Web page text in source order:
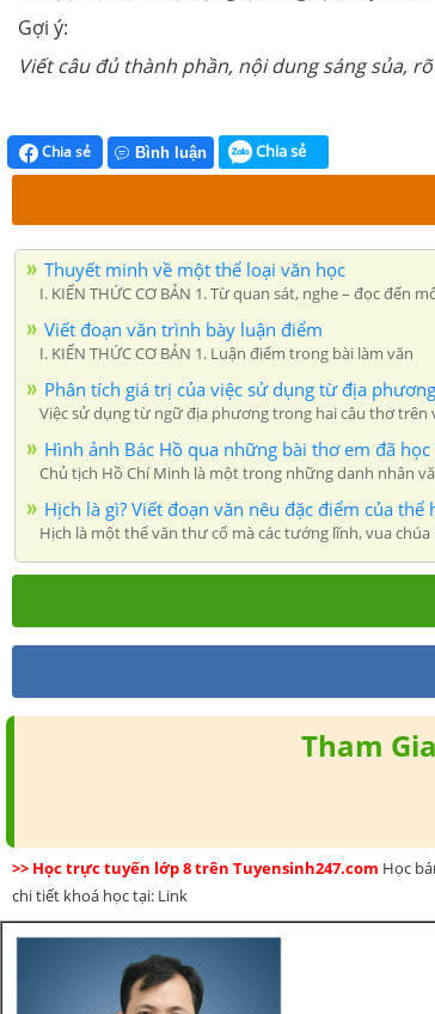
Gợi ý:
Viết câu đủ thành phần, nội dung sáng sủa,
Chia sẻ Bình luận Chia sẻ
Thuyết minh về một thể loại văn học
I. KIẾN THỨC CƠ BẢN 1. Từ quan sát, nghe – đọc đến
Viết đoạn văn trình bày luận điểm
I. KIẾN THỨC CƠ BẢN 1. Luận điểm trong bài làm văn
Phân tích giá trị của việc sử dụng từ địa
Việc sử dụng từ ngữ địa phương trong hai câu thơ
Hình ảnh Bác Hồ qua những bài thơ em đã
Chủ tịch Hồ Chí Minh là một trong những danh nhân
Hịch là gì? Viết đoạn văn nêu đặc điểm của
Hịch là một thể văn thư cổ mà các tướng lĩnh, vua
Tham
>> Học trực tuyến lớp 8 trên Tuyensinh247.com Học
chi tiết khoá học tại: Link